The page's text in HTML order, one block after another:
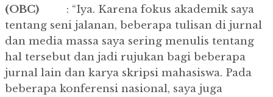
(OBC) : “Iya. Karena fokus akademik saya
tentang seni jalanan, beberapa tulisan di jurnal
dan media massa saya sering menulis tentang
hal tersebut dan jadi rujukan bagi beberapa
jurnal lain dan karya skripsi mahasiswa. Pada
beberapa konferensi nasional, saya juga